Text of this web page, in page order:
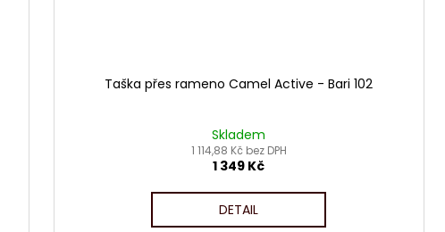
Taška přes rameno Camel Active - Bari 102
Skladem
1 114,88 Kč bez DPH
1 349 Kč
DETAIL